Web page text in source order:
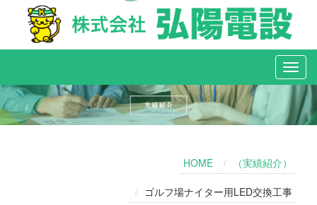
HOME （実績紹介）
ゴルフ場ナイター用LED交換工事